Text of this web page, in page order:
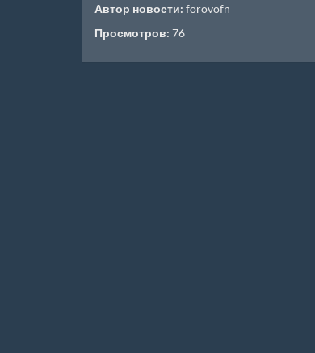
Автор новости: forovofn
Просмотров: 76